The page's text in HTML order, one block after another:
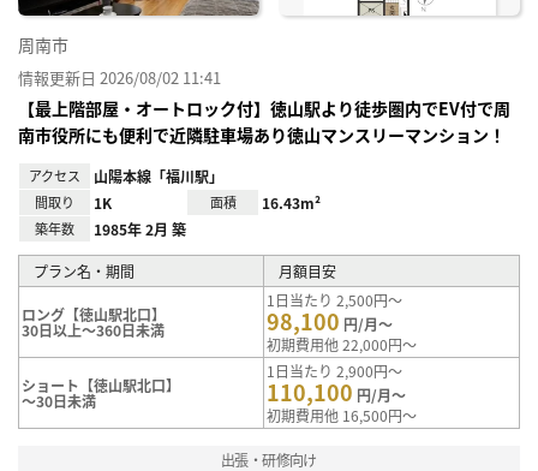
周南市
情報更新日 2026/08/02 11:41
【最上階部屋・オートロック付】徳山駅より徒歩圏内でEV付で周
南市役所にも便利で近隣駐車場あり徳山マンスリーマンション！
アクセス 山陽本線「福川駅」
間取り 1K 面積 16.43m²
築年数 1985年 2月 築
プラン名・期間 月額目安
ロング【徳山駅北口】
30日以上～360日未満
1日当たり 2,500円～
98,100 円/月～
初期費用他 22,000円～
ショート【徳山駅北口】
～30日未満
1日当たり 2,900円～
110,100 円/月～
初期費用他 16,500円～
出張・研修向け